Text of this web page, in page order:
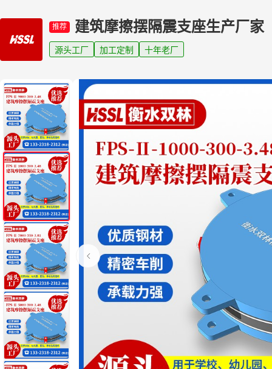
推荐 建筑摩擦摆隔震支座生产厂家
源头工厂 加工定制 十年老厂